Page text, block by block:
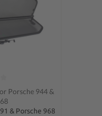
0 van 5 sterren
Porsche 944 &
& Porsche 968